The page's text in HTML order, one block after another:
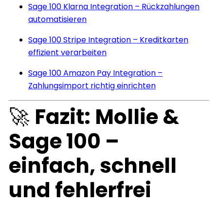
Sage 100 Klarna Integration – Rückzahlungen
automatisieren
Sage 100 Stripe Integration – Kreditkarten
effizient verarbeiten
Sage 100 Amazon Pay Integration –
Zahlungsimport richtig einrichten
🚀 Fazit: Mollie &
Sage 100 –
einfach, schnell
und fehlerfrei